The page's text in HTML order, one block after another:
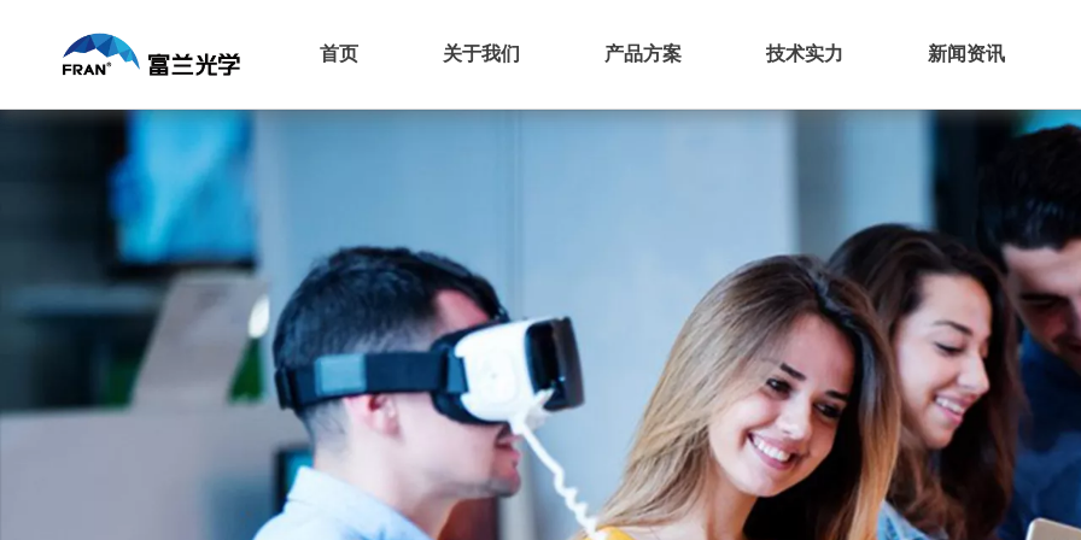
首页 关于我们 产品方案 技术实力 新闻资讯